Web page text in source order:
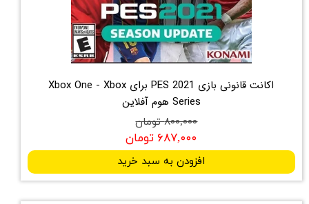
اکانت قانونی بازی PES 2021 برای Xbox One - Xbox
Series هوم آفلاین
۸۰۰,۰۰۰ تومان
۶۸۷,۰۰۰ تومان
افزودن به سبد خرید